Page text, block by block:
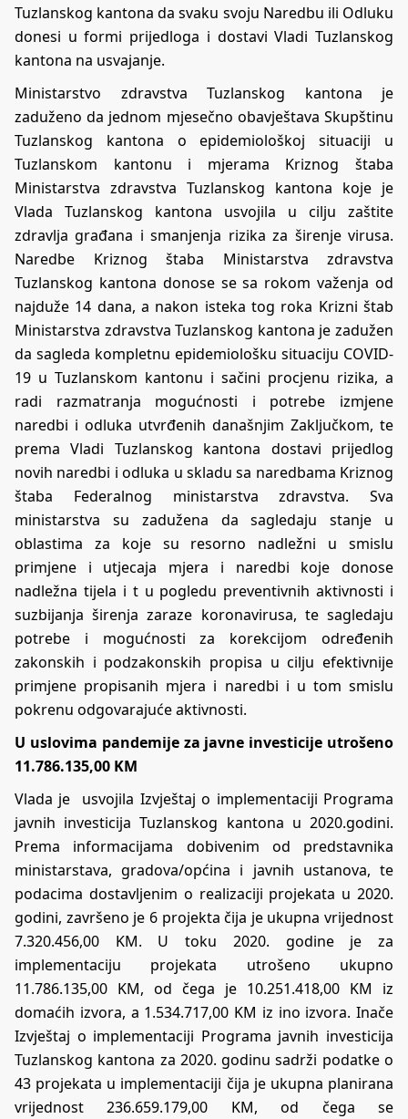
Tuzlanskog kantona da svaku svoju Naredbu ili Odluku
donesi u formi prijedloga i dostavi Vladi Tuzlanskog
kantona na usvajanje.
Ministarstvo zdravstva Tuzlanskog kantona je
zaduženo da jednom mjesečno obavještava Skupštinu
Tuzlanskog kantona o epidemiološkoj situaciji u
Tuzlanskom kantonu i mjerama Kriznog štaba
Ministarstva zdravstva Tuzlanskog kantona koje je
Vlada Tuzlanskog kantona usvojila u cilju zaštite
zdravlja građana i smanjenja rizika za širenje virusa.
Naredbe Kriznog štaba Ministarstva zdravstva
Tuzlanskog kantona donose se sa rokom važenja od
najduže 14 dana, a nakon isteka tog roka Krizni štab
Ministarstva zdravstva Tuzlanskog kantona je zadužen
da sagleda kompletnu epidemiološku situaciju COVID-
19 u Tuzlanskom kantonu i sačini procjenu rizika, a
radi razmatranja mogućnosti i potrebe izmjene
naredbi i odluka utvrđenih današnjim Zaključkom, te
prema Vladi Tuzlanskog kantona dostavi prijedlog
novih naredbi i odluka u skladu sa naredbama Kriznog
štaba Federalnog ministarstva zdravstva. Sva
ministarstva su zadužena da sagledaju stanje u
oblastima za koje su resorno nadležni u smislu
primjene i utjecaja mjera i naredbi koje donose
nadležna tijela i t u pogledu preventivnih aktivnosti i
suzbijanja širenja zaraze koronavirusa, te sagledaju
potrebe i mogućnosti za korekcijom određenih
zakonskih i podzakonskih propisa u cilju efektivnije
primjene propisanih mjera i naredbi i u tom smislu
pokrenu odgovarajuće aktivnosti.
U uslovima pandemije za javne investicije utrošeno
11.786.135,00 KM
Vlada je usvojila Izvještaj o implementaciji Programa
javnih investicija Tuzlanskog kantona u 2020.godini.
Prema informacijama dobivenim od predstavnika
ministarstava, gradova/općina i javnih ustanova, te
podacima dostavljenim o realizaciji projekata u 2020.
godini, završeno je 6 projekta čija je ukupna vrijednost
7.320.456,00 KM. U toku 2020. godine je za
implementaciju projekata utrošeno ukupno
11.786.135,00 KM, od čega je 10.251.418,00 KM iz
domaćih izvora, a 1.534.717,00 KM iz ino izvora. Inače
Izvještaj o implementaciji Programa javnih investicija
Tuzlanskog kantona za 2020. godinu sadrži podatke o
43 projekata u implementaciji čija je ukupna planirana
vrijednost 236.659.179,00 KM, od čega se